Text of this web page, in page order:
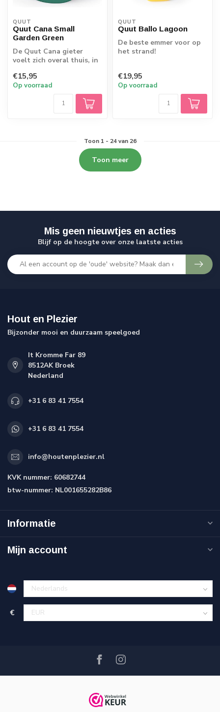
QUUT
Quut Cana Small
Garden Green
De Quut Cana gieter
voelt zich overal thuis, in
strand! Spro...
€15,95
Op voorraad
QUUT
Quut Ballo Lagoon
De beste emmer voor op
het strand!
€19,95
Op voorraad
Toon 1 - 24van 26
Toon meer
Mis geen nieuwtjes en acties
Blijf op de hoogte over onze laatste acties
Hout en Plezier
Bijzonder mooi en duurzaam speelgoed
It Kromme Far 89
8512AK Broek
Nederland
+31 6 83 41 7554
+31 6 83 41 7554
info@houtenplezier.nl
KVK nummer: 60682744
btw-nummer: NL001655282B86
Informatie
Mijn account
€